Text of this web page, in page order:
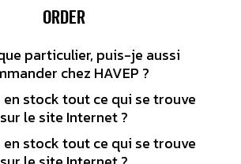
ORDER
particulier, puis-je aussi
chez HAVEP ?
stock tout ce qui se trouve
sur le site Internet ?
stock tout ce qui se trouve